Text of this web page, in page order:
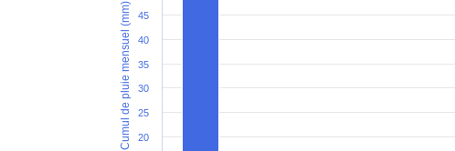
Cumul de pluie mensuel (mm) 20
25
30
35
40
45